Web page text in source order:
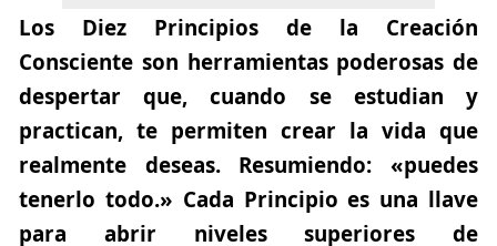
Los Diez Principios de la Creación
Consciente son herramientas poderosas de
despertar que, cuando se estudian y
practican, te permiten crear la vida que
realmente deseas. Resumiendo: «puedes
tenerlo todo.» Cada Principio es una llave
para abrir niveles superiores de